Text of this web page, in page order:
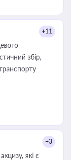
+11
збір,
за земельні ділянки, за паркування транспорту
+3
які є